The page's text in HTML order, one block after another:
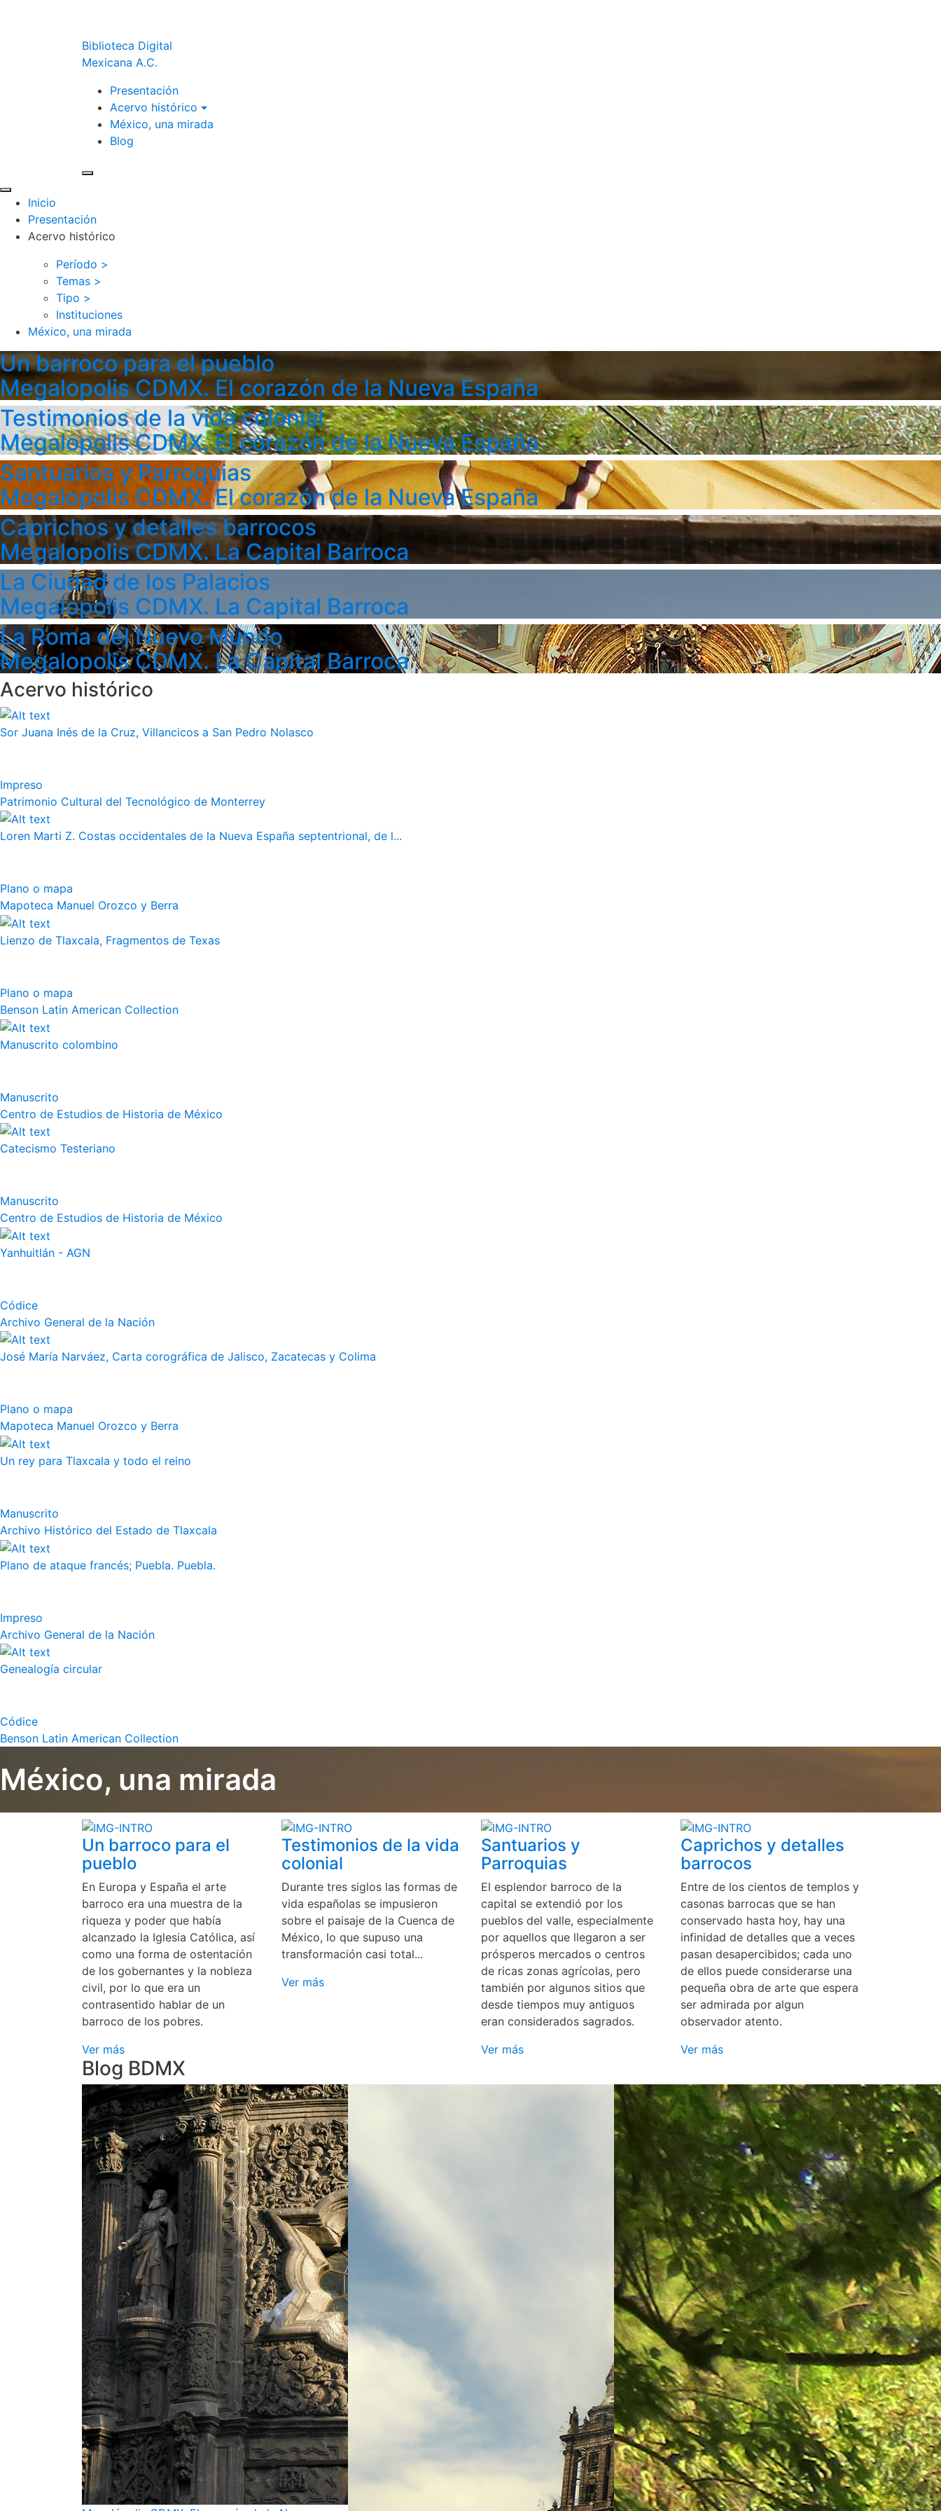
Biblioteca Digital
Mexicana A.C.
Presentación
Acervo histórico
México, una mirada
Blog
Inicio
Presentación
Acervo histórico
Período >
Temas >
Tipo >
Instituciones
México, una mirada
Un barroco para el pueblo
Megalopolis CDMX. El corazón de la Nueva España
Testimonios de la vida colonial
Megalopolis CDMX. El corazón de la Nueva España
Santuarios y Parroquias
Megalopolis CDMX. El corazón de la Nueva España
Caprichos y detalles barrocos
Megalopolis CDMX. La Capital Barroca
La Ciudad de los Palacios
Megalopolis CDMX. La Capital Barroca
La Roma del Nuevo Mundo
Megalopolis CDMX. La Capital Barroca
Acervo histórico
Sor Juana Inés de la Cruz, Villancicos a San Pedro Nolasco
Impreso
Patrimonio Cultural del Tecnológico de Monterrey
Loren Marti Z. Costas occidentales de la Nueva España septentrional, de l...
Plano o mapa
Mapoteca Manuel Orozco y Berra
Lienzo de Tlaxcala, Fragmentos de Texas
Plano o mapa
Benson Latin American Collection
Manuscrito colombino
Manuscrito
Centro de Estudios de Historia de México
Catecismo Testeriano
Manuscrito
Centro de Estudios de Historia de México
Yanhuitlán - AGN
Códice
Archivo General de la Nación
José María Narváez, Carta corográfica de Jalisco, Zacatecas y Colima
Plano o mapa
Mapoteca Manuel Orozco y Berra
Un rey para Tlaxcala y todo el reino
Manuscrito
Archivo Histórico del Estado de Tlaxcala
Plano de ataque francés; Puebla. Puebla.
Impreso
Archivo General de la Nación
Genealogía circular
Códice
Benson Latin American Collection
México, una mirada
Un barroco para el
pueblo
En Europa y España el arte
barroco era una muestra de la
riqueza y poder que había
alcanzado la Iglesia Católica, así
como una forma de ostentación
de los gobernantes y la nobleza
civil, por lo que era un
contrasentido hablar de un
barroco de los pobres.
Ver más
Testimonios de la vida
colonial
Durante tres siglos las formas de
vida españolas se impusieron
sobre el paisaje de la Cuenca de
México, lo que supuso una
transformación casi total...
Ver más
Santuarios y
Parroquias
El esplendor barroco de la
capital se extendió por los
pueblos del valle, especialmente
por aquellos que llegaron a ser
prósperos mercados o centros
de ricas zonas agrícolas, pero
también por algunos sitios que
desde tiempos muy antiguos
eran considerados sagrados.
Ver más
Caprichos y detalles
barrocos
Entre de los cientos de templos y
casonas barrocas que se han
conservado hasta hoy, hay una
infinidad de detalles que a veces
pasan desapercibidos; cada uno
de ellos puede considerarse una
pequeña obra de arte que espera
ser admirada por algun
observador atento.
Ver más
Blog BDMX